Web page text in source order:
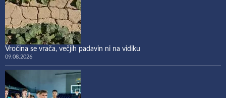
Vročina se vrača, večjih padavin ni na vidiku
09.08.2026